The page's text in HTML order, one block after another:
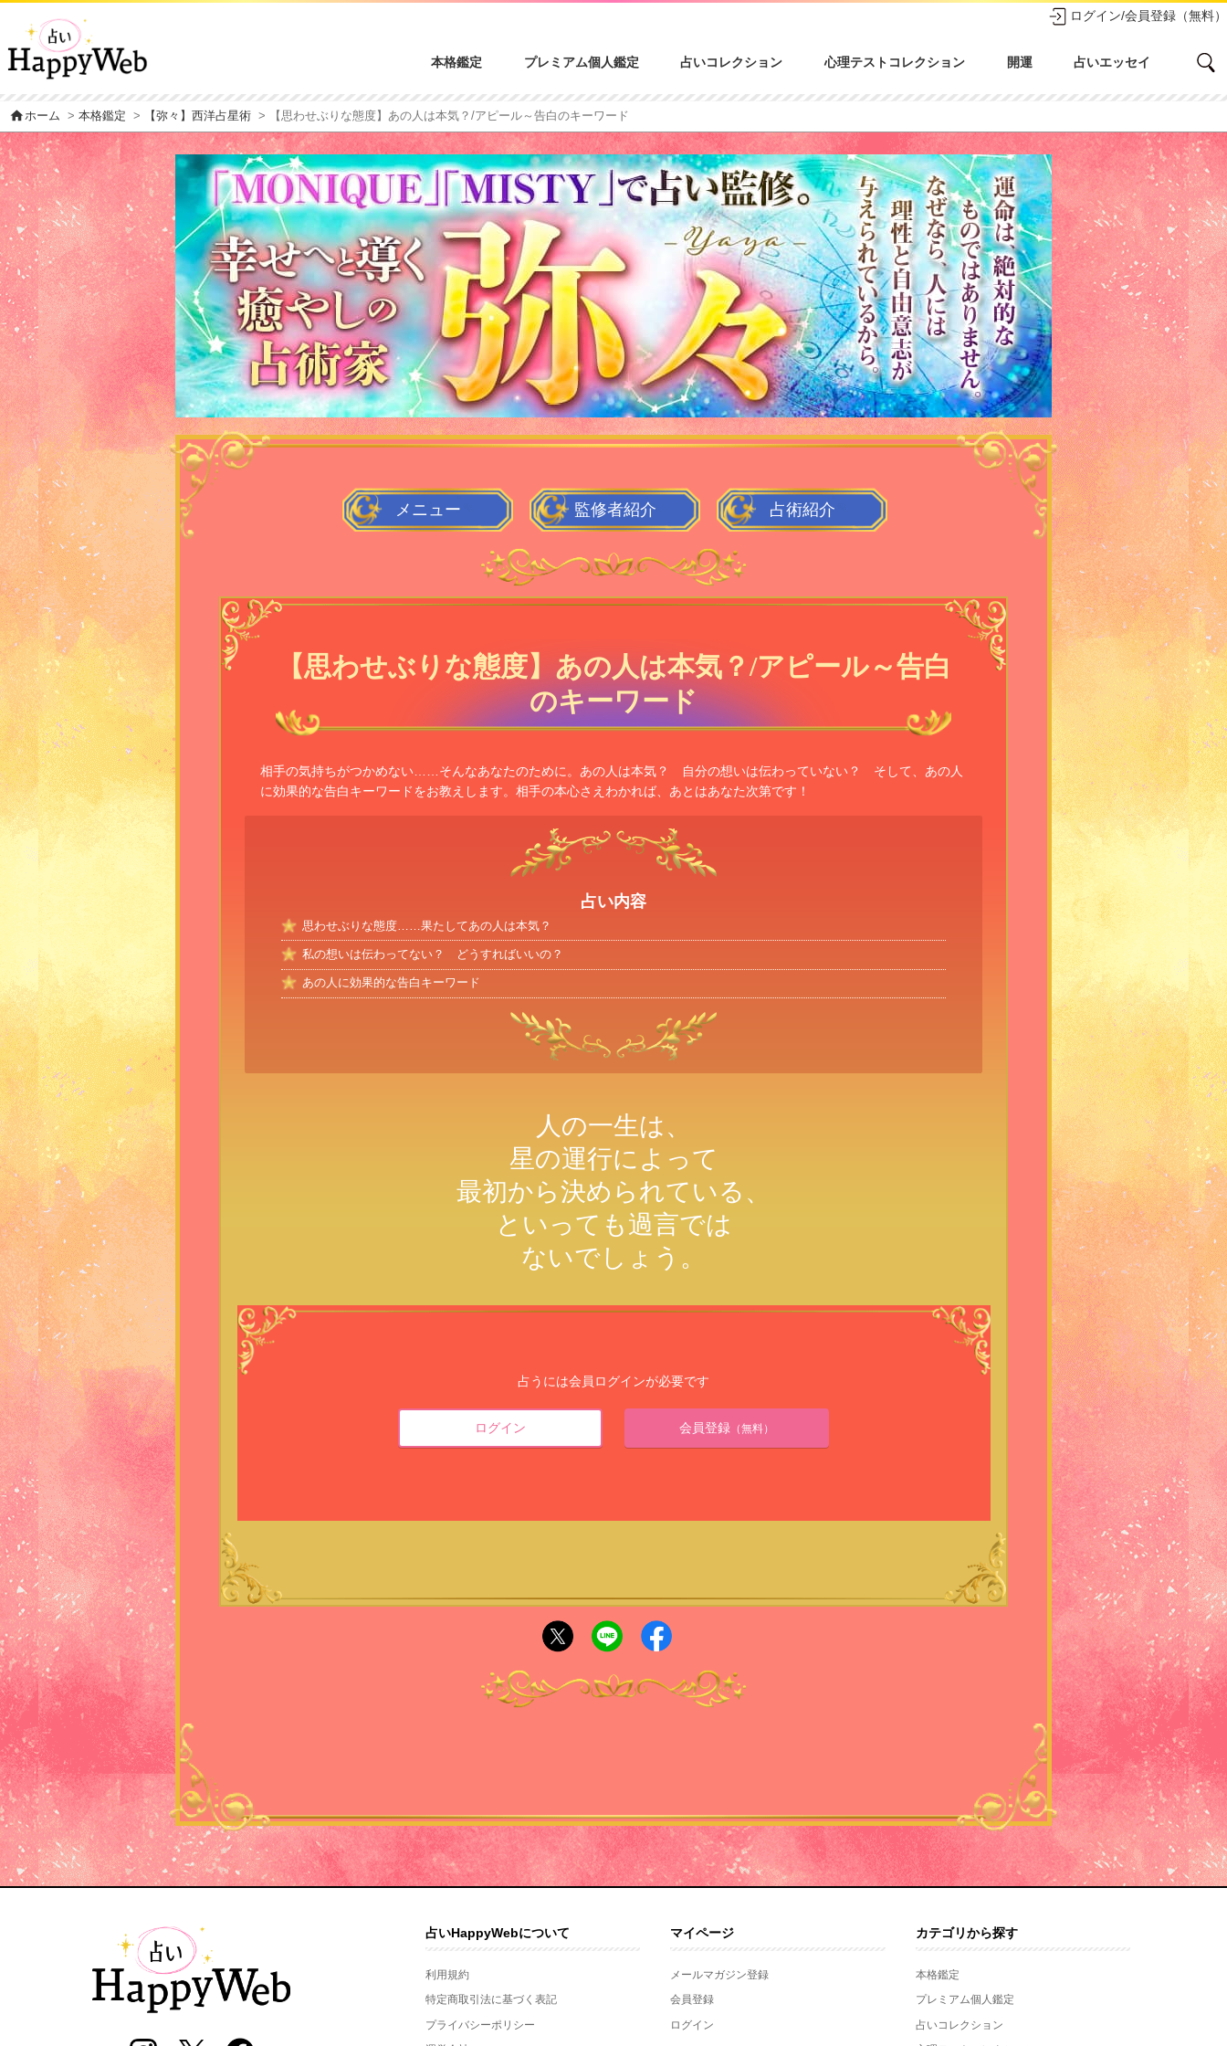
ログイン/会員登録（無料）
本格鑑定 プレミアム個人鑑定 占いコレクション 心理テストコレクション 開運 占いエッセイ
homeホーム > 本格鑑定 > 【弥々】西洋占星術 > 【思わせぶりな態度】あの人は本気？/アピール～告白のキーワード
メニュー 監修者紹介 占術紹介
【思わせぶりな態度】あの人は本気？/アピール～告白
のキーワード
相手の気持ちがつかめない……そんなあなたのために。あの人は本気？ 自分の想いは伝わっていない？ そして、あの人
に効果的な告白キーワードをお教えします。相手の本心さえわかれば、あとはあなた次第です！
占い内容
思わせぶりな態度……果たしてあの人は本気？
私の想いは伝わってない？ どうすればいいの？
あの人に効果的な告白キーワード
人の一生は、
星の運行によって
最初から決められている、
といっても過言では
ないでしょう。
占うには会員ログインが必要です
ログイン 会員登録 （無料）
占いHappyWebについて
利用規約
特定商取引法に基づく表記
プライバシーポリシー
マイページ
メールマガジン登録
会員登録
ログイン
カテゴリから探す
本格鑑定
プレミアム個人鑑定
占いコレクション